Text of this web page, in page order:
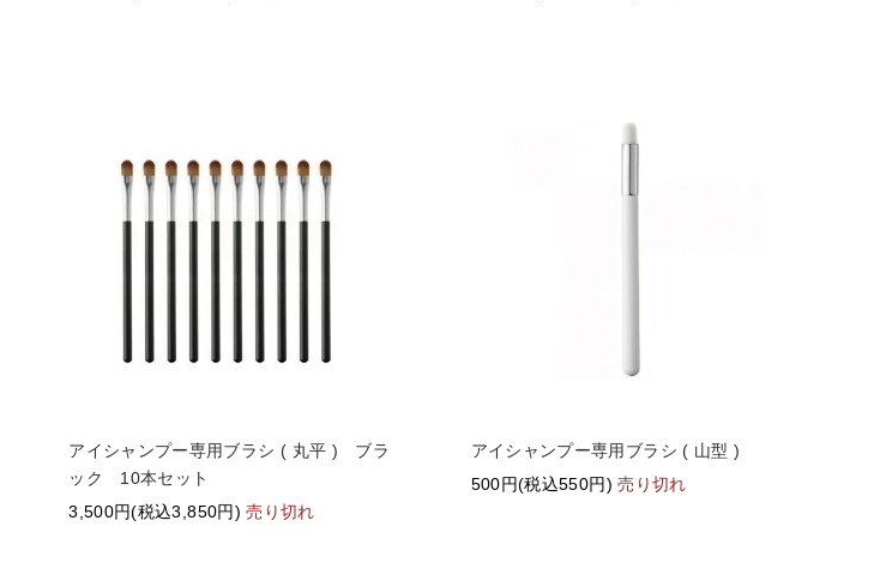
アイシャンプー専用ブラシ ( 丸平 ) ブラ
ック 10本セット
3,500円(税込3,850円)売り切れ
アイシャンプー専用ブラシ ( 山型 )
500円(税込550円)売り切れ